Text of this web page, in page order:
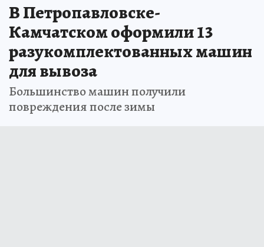
В Петропавловске-
Камчатском оформили 13
разукомплектованных машин
для вывоза
Большинство машин получили
повреждения после зимы